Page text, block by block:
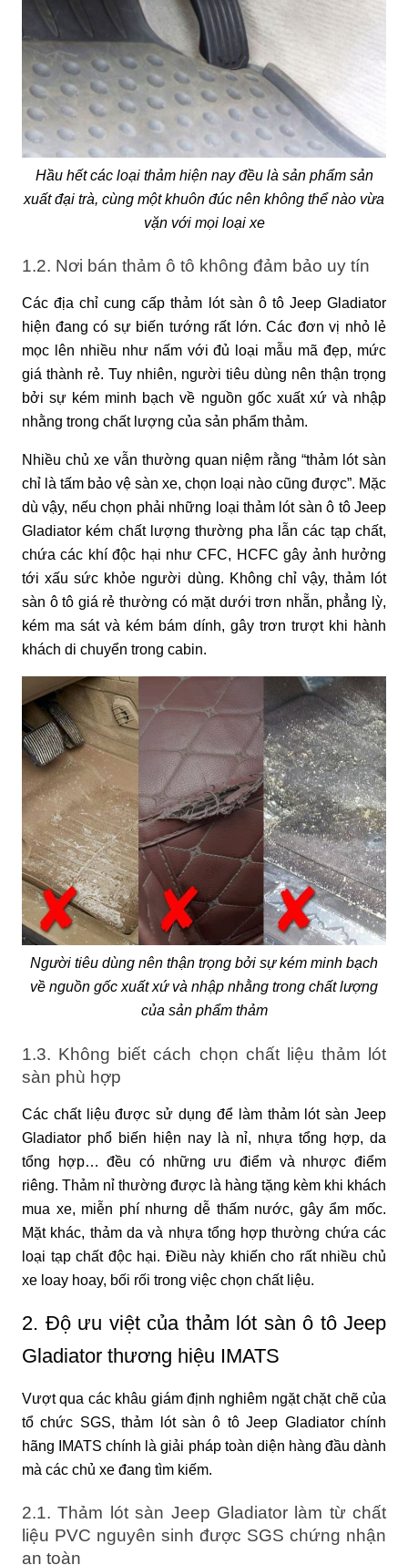
Hầu hết các loại thảm hiện nay đều là sản phẩm sản
xuất đại trà, cùng một khuôn đúc nên không thể nào vừa
vặn với mọi loại xe
1.2. Nơi bán thảm ô tô không đảm bảo uy tín
Các địa chỉ cung cấp thảm lót sàn ô tô Jeep Gladiator
hiện đang có sự biến tướng rất lớn. Các đơn vị nhỏ lẻ
mọc lên nhiều như nấm với đủ loại mẫu mã đẹp, mức
giá thành rẻ. Tuy nhiên, người tiêu dùng nên thận trọng
bởi sự kém minh bạch về nguồn gốc xuất xứ và nhập
nhằng trong chất lượng của sản phẩm thảm.
Nhiều chủ xe vẫn thường quan niệm rằng “thảm lót sàn
chỉ là tấm bảo vệ sàn xe, chọn loại nào cũng được”. Mặc
dù vậy, nếu chọn phải những loại thảm lót sàn ô tô Jeep
Gladiator kém chất lượng thường pha lẫn các tạp chất,
chứa các khí độc hại như CFC, HCFC gây ảnh hưởng
tới xấu sức khỏe người dùng. Không chỉ vậy, thảm lót
sàn ô tô giá rẻ thường có mặt dưới trơn nhẵn, phẳng lỳ,
kém ma sát và kém bám dính, gây trơn trượt khi hành
khách di chuyển trong cabin.
Người tiêu dùng nên thận trọng bởi sự kém minh bạch
về nguồn gốc xuất xứ và nhập nhằng trong chất lượng
của sản phẩm thảm
1.3. Không biết cách chọn chất liệu thảm lót
sàn phù hợp
Các chất liệu được sử dụng để làm thảm lót sàn Jeep
Gladiator phổ biến hiện nay là nỉ, nhựa tổng hợp, da
tổng hợp… đều có những ưu điểm và nhược điểm
riêng. Thảm nỉ thường được là hàng tặng kèm khi khách
mua xe, miễn phí nhưng dễ thấm nước, gây ẩm mốc.
Mặt khác, thảm da và nhựa tổng hợp thường chứa các
loại tạp chất độc hại. Điều này khiến cho rất nhiều chủ
xe loay hoay, bối rối trong việc chọn chất liệu.
2. Độ ưu việt của thảm lót sàn ô tô Jeep
Gladiator thương hiệu IMATS
Vượt qua các khâu giám định nghiêm ngặt chặt chẽ của
tổ chức SGS, thảm lót sàn ô tô Jeep Gladiator chính
hãng IMATS chính là giải pháp toàn diện hàng đầu dành
mà các chủ xe đang tìm kiếm.
2.1. Thảm lót sàn Jeep Gladiator làm từ chất
liệu PVC nguyên sinh được SGS chứng nhận
an toàn